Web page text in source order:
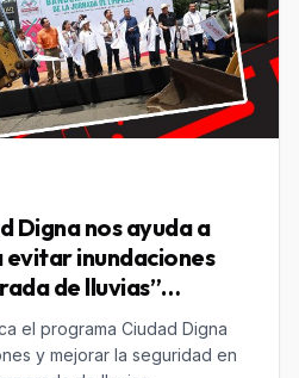
Digna nos ayuda a
inundaciones
de lluvias”
el programa Ciudad Digna
y mejorar la seguridad en